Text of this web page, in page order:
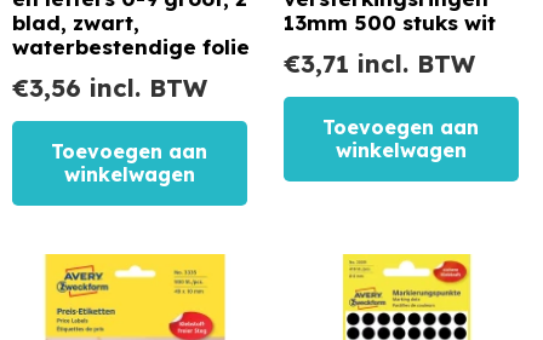
blad, zwart,
waterbestendige folie
€3,56 incl. BTW
Toevoegen aan
winkelwagen
13mm 500 stuks wit
€3,71 incl. BTW
Toevoegen aan
winkelwagen